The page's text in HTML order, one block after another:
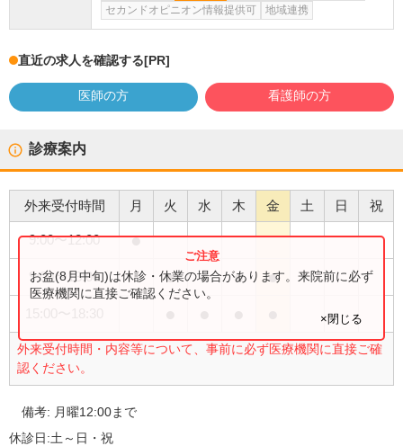
セカンドオピニオン情報提供可
地域連携
直近の求人を確認する[PR]
医師の方 看護師の方
診療案内
外来受付時間 月 火 水 木 金 土 日 祝
9:00〜12:00 ●
9:00〜13:00 ● ● ● ●
外来受付時間・内容等について、事前に必ず医療機関に直接ご確
認ください。
お盆(8月中旬)は休診・休業の場合があります。来院前に必ず
医療機関に直接ご確認ください。
×閉じる
備考: 月曜12:00まで
休診日:土～日・祝